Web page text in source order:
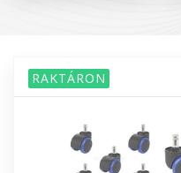
RAKTÁRON